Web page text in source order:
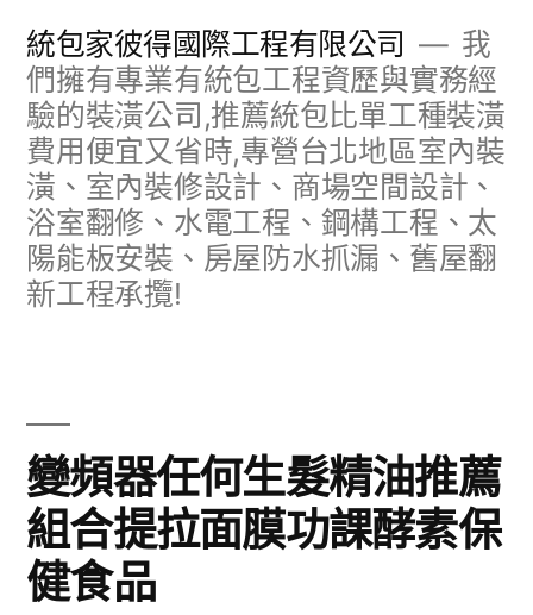
統包家彼得國際工程有限公司
我
們擁有專業有統包工程資歷與實務經
驗的裝潢公司,推薦統包比單工種裝潢
費用便宜又省時,專營台北地區室內裝
潢、室內裝修設計、商場空間設計、
浴室翻修、水電工程、鋼構工程、太
陽能板安裝、房屋防水抓漏、舊屋翻
新工程承攬!
變頻器任何生髮精油推薦
組合提拉面膜功課酵素保
健食品